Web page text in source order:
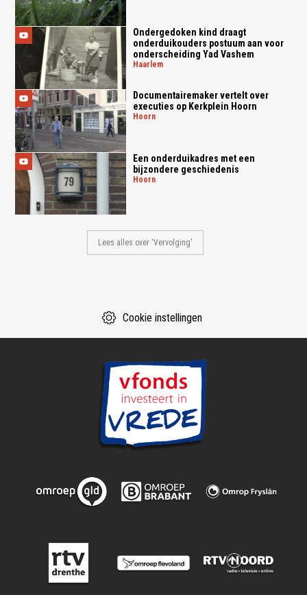
Ondergedoken kind draagt
onderduikouders postuum aan voor
onderscheiding Yad Vashem
haarlem
Documentairemaker vertelt over
executies op Kerkplein Hoorn
hoorn
Een onderduikadres met een
bijzondere geschiedenis
hoorn
Lees alles over 'Vervolging'
Cookie instellingen